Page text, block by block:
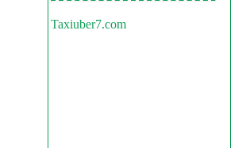
Taxiuber7.com